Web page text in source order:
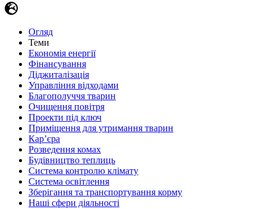
Огляд
Теми
Економія енергії
Фінансування
Діджиталізація
Управління відходами
Благополуччя тварин
Очищення повітря
Проекти під ключ
Приміщення для утримання тварин
Кар’єра
Розведення комах
Будівництво теплиць
Система контролю клімату
Система освітлення
Зберігання та транспортування корму
Наші сфери діяльності